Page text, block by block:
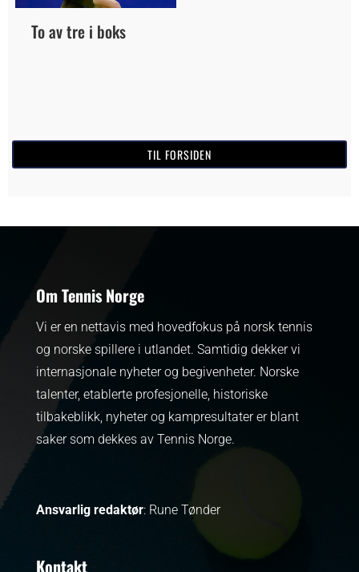
To av tre i boks
TIL FORSIDEN
Om Tennis Norge
Vi er en nettavis med hovedfokus på norsk tennis
og norske spillere i utlandet. Samtidig dekker vi
internasjonale nyheter og begivenheter. Norske
talenter, etablerte profesjonelle, historiske
tilbakeblikk, nyheter og kampresultater er blant
saker som dekkes av Tennis Norge.
Ansvarlig redaktør: Rune Tønder
Kontakt